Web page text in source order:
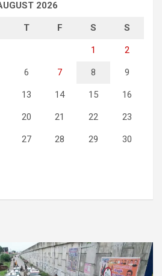
2026
T F S S
1 2
6 7 8 9
13 14 15 16
20 21 22 23
27 28 29 30